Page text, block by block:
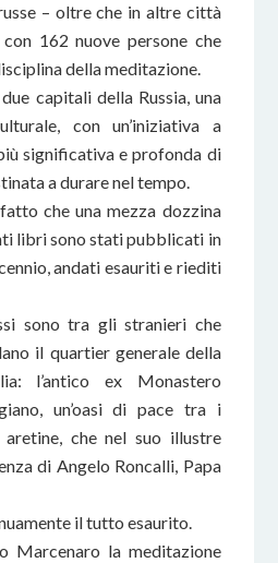
– oltre che in altre città
162 nuove persone che
della meditazione.
capitali della Russia, una
con un’iniziativa a
significativa e profonda di
a durare nel tempo.
che una mezza dozzina
libri sono stati pubblicati in
andati esauriti e riediti
sono tra gli stranieri che
il quartier generale della
l’antico ex Monastero
un’oasi di pace tra i
che nel suo illustre
di Angelo Roncalli, Papa
il tutto esaurito.
Marcenaro la meditazione